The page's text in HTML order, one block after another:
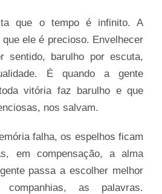
que o tempo é infinito. A
ele é precioso. Envelhecer
sentido, barulho por escuta,
É quando a gente
vitória faz barulho e que
nos salvam.
falha, os espelhos ficam
em compensação, a alma
passa a escolher melhor
as palavras.